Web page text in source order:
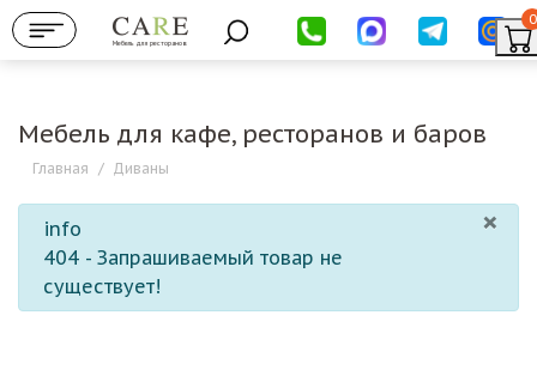
Мебель для ресторанов
0
Мебель для кафе, ресторанов и баров
Главная / Диваны
×
info
404 - Запрашиваемый товар не
существует!